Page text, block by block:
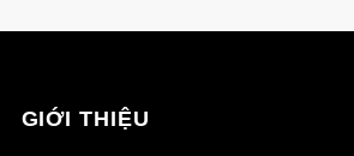
GIỚI THIỆU